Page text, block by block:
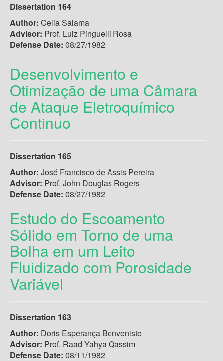
Dissertation 164
Author: Celia Salama
Advisor: Prof. Luiz Pinguelli Rosa
Defense Date: 08/27/1982
Desenvolvimento e
Otimização de uma Câmara
de Ataque Eletroquímico
Continuo
Dissertation 165
Author: José Francisco de Assis Pereira
Advisor: Prof. John Douglas Rogers
Defense Date: 08/27/1982
Estudo do Escoamento
Sólido em Torno de uma
Bolha em um Leito
Fluidizado com Porosidade
Variável
Dissertation 163
Author: Doris Esperança Benveniste
Advisor: Prof. Raad Yahya Qassim
Defense Date: 08/11/1982